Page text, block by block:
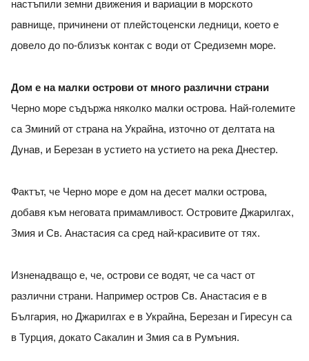
настъпили земни движения и вариации в морското
равнище, причинени от плейстоценски ледници, което е
довело до по-близък контак с води от Средиземн море.
Дом е на малки острови от много различни страни
Черно море съдържа няколко малки острова. Най-големите
са Зминий от страна на Украйна, източно от делтата на
Дунав, и Березан в устието на устието на река Днестер.
Фактът, че Черно море е дом на десет малки острова,
добавя към неговата примамливост. Островите Джарилгах,
Змия и Св. Анастасия са сред най-красивите от тях.
Изненадващо е, че, острови се водят, че са част от
различни страни. Например остров Св. Анастасия е в
България, но Джарилгах е в Украйна, Березан и Гиресун са
в Турция, докато Сакалин и Змия са в Румъния.